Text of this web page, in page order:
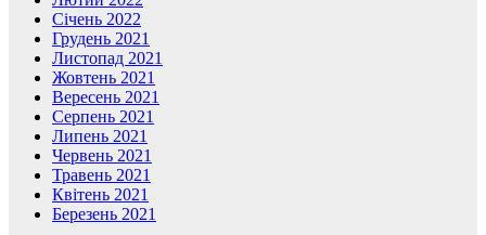
Січень 2022
Грудень 2021
Листопад 2021
Жовтень 2021
Вересень 2021
Серпень 2021
Липень 2021
Червень 2021
Травень 2021
Квітень 2021
Березень 2021